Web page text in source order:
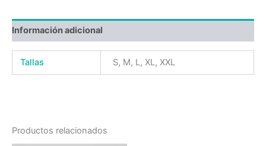
Información adicional
Tallas S, M, L, XL, XXL
Productos relacionados